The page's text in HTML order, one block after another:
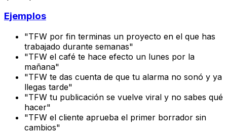
Ejemplos
"TFW por fin terminas un proyecto en el que has
trabajado durante semanas"
"TFW el café te hace efecto un lunes por la
mañana"
"TFW te das cuenta de que tu alarma no sonó y ya
llegas tarde"
"TFW tu publicación se vuelve viral y no sabes qué
hacer"
"TFW el cliente aprueba el primer borrador sin
cambios"